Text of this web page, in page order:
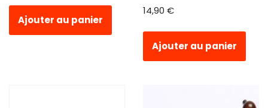
Ajouter au panier
14,90 €
Ajouter au panier